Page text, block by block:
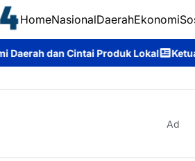
HomeNasionalDaerahEkonomi
Lokal Ketua Komisi II DPRD
Ad